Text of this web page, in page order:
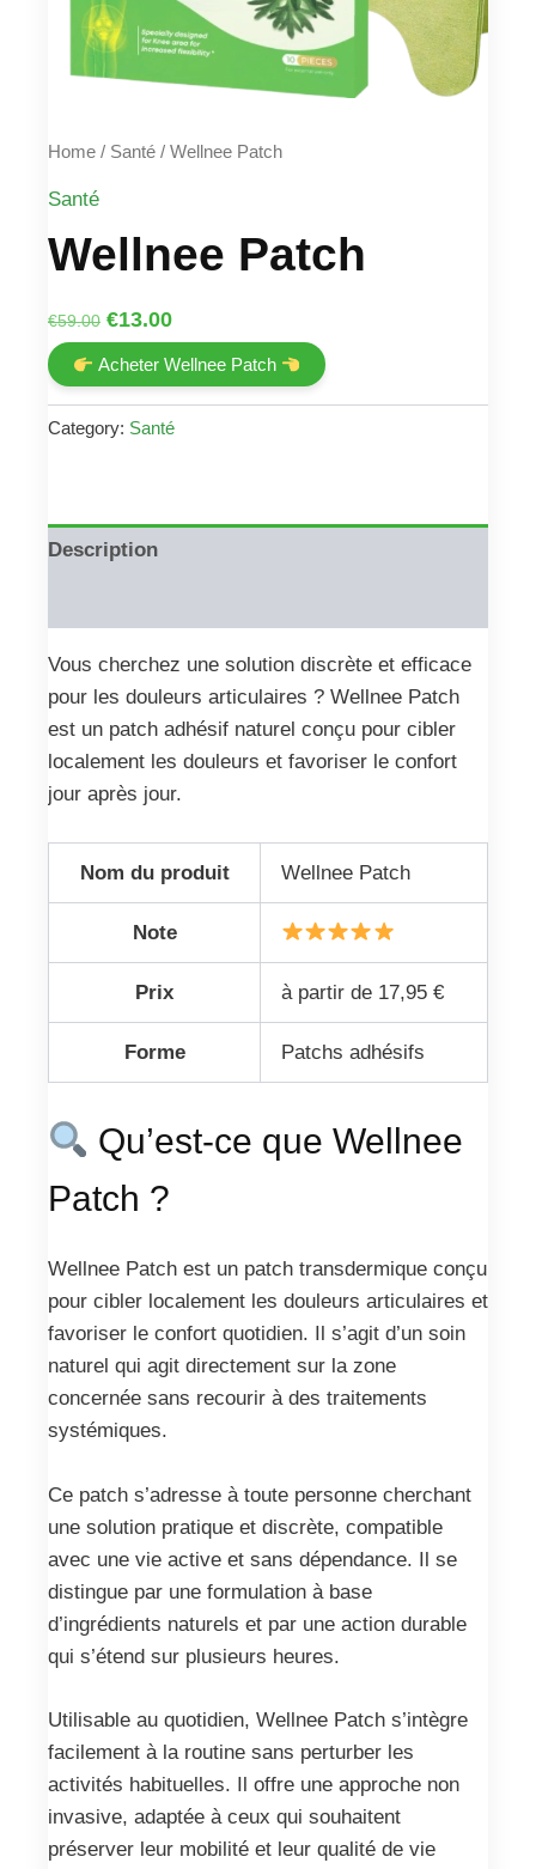
Home / Santé / Wellnee Patch
Santé
Wellnee Patch
€59.00 Original
price
was:
€59.00.
€13.00Current
price
is:
€13.00.
Acheter Wellnee Patch
Category: Santé
Description
Vous cherchez une solution discrète et efficace
pour les douleurs articulaires ? Wellnee Patch
est un patch adhésif naturel conçu pour cibler
localement les douleurs et favoriser le confort
jour après jour.
Nom du produit Wellnee Patch
Note
Prix à partir de 17,95 €
Forme Patchs adhésifs
Qu’est-ce que Wellnee
Patch ?
Wellnee Patch est un patch transdermique conçu
pour cibler localement les douleurs articulaires et
favoriser le confort quotidien. Il s’agit d’un soin
naturel qui agit directement sur la zone
concernée sans recourir à des traitements
systémiques.
Ce patch s’adresse à toute personne cherchant
une solution pratique et discrète, compatible
avec une vie active et sans dépendance. Il se
distingue par une formulation à base
d’ingrédients naturels et par une action durable
qui s’étend sur plusieurs heures.
Utilisable au quotidien, Wellnee Patch s’intègre
facilement à la routine sans perturber les
activités habituelles. Il offre une approche non
invasive, adaptée à ceux qui souhaitent
préserver leur mobilité et leur qualité de vie